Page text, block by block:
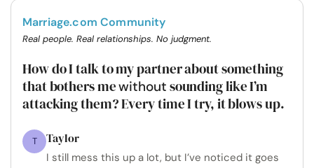
Marriage.com Community
Real people. Real relationships. No judgment.
How do I talk to my partner about something
that bothers mewithout sounding like I’m
attacking them? Every time I try, it blows up.
T Taylor
I still mess this up a lot, but I’ve noticed it goes